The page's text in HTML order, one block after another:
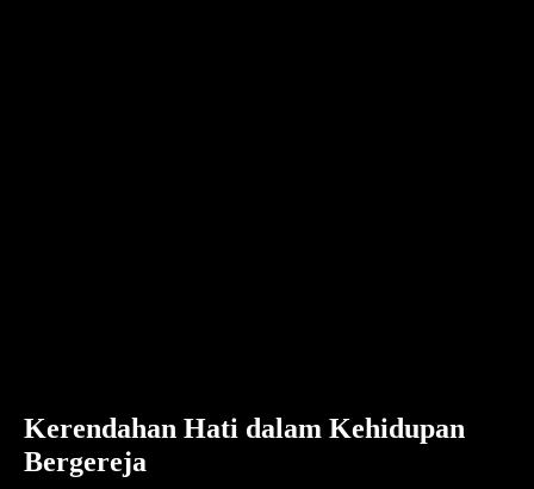
Kerendahan Hati dalam Kehidupan
Bergereja